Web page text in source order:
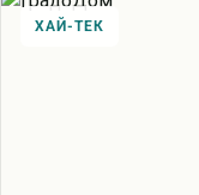
ХАЙ-ТЕК